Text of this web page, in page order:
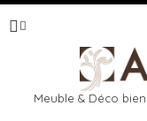
Meuble & Déco